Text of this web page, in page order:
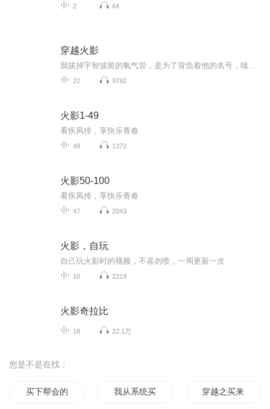
2 64
穿越火影
22 9792
火影1-49
看疾风传，享快乐青春
49 1372
火影50-100
看疾风传，享快乐青春
47 2043
火影，自玩
自己玩火影时的视频，不喜勿喷，一周更新一次
10 2219
火影奇拉比
18 22.1万
您是不是在找：
买下帮会的新帮主是个代打我从系统买绝学 穿越之买来的香火